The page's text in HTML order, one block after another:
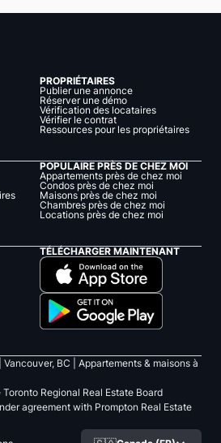
PROPRIÉTAIRES
Publier une annonce
Réserver une démo
Vérification des locataires
Vérifier le contrat
Ressources pour les propriétaires
POPULAIRE PRÈS DE CHEZ MOI
Appartements près de chez moi
Condos près de chez moi
Maisons près de chez moi
Chambres près de chez moi
Locations près de chez moi
TÉLÉCHARGER MAINTENANT
| Vancouver, BC |
Appartements & maisons à
Regional Real Estate Board
agreement with Prompton Real Estate